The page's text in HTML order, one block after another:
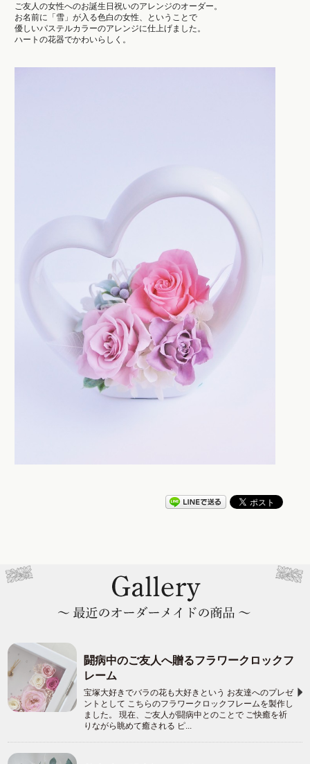
ご友人の女性へのお誕生日祝いのアレンジのオーダー。
お名前に「雪」が入る色白の女性、ということで
優しいパステルカラーのアレンジに仕上げました。
ハートの花器でかわいらしく。
闘病中のご友人へ贈るフラワークロックフ
レーム
宝塚大好きでバラの花も大好きという お友達へのプレゼ
ントとして こちらのフラワークロックフレームを製作し
ました。 現在、ご友人が闘病中とのことで ご快癒を祈
りながら眺めて癒される ピ...